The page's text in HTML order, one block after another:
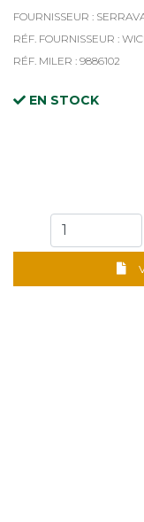
FOURNISSEUR :
RÉF. FOURNISSEUR :
RÉF. MILER : 9886102
EN STOCK